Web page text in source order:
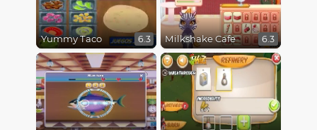
Yummy Taco 6.3 Milkshake Cafe 6.3